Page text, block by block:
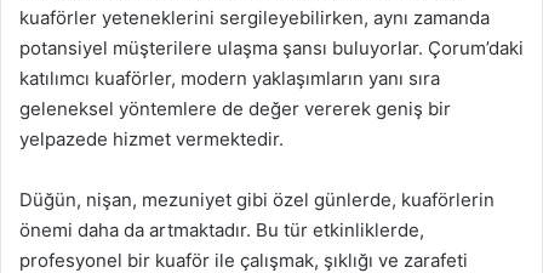
kuaförler yeteneklerini sergileyebilirken, aynı zamanda
potansiyel müşterilere ulaşma şansı buluyorlar. Çorum’daki
katılımcı kuaförler, modern yaklaşımların yanı sıra
geleneksel yöntemlere de değer vererek geniş bir
yelpazede hizmet vermektedir.
Düğün, nişan, mezuniyet gibi özel günlerde, kuaförlerin
önemi daha da artmaktadır. Bu tür etkinliklerde,
profesyonel bir kuaför ile çalışmak, şıklığı ve zarafeti